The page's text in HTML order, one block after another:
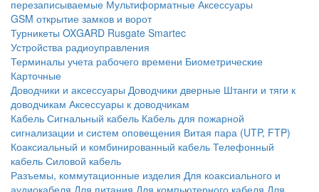
перезаписываемые Мультиформатные Аксессуары
GSM открытие замков и ворот
Турникеты OXGARD Rusgate Smartec
Устройства радиоуправления
Терминалы учета рабочего времени Биометрические
Карточные
Доводчики и аксессуары Доводчики дверные Штанги и тяги к
доводчикам Аксессуары к доводчикам
Кабель Сигнальный кабель Кабель для пожарной
сигнализации и систем оповещения Витая пара (UTP, FTP)
Коаксиальный и комбинированный кабель Телефонный
кабель Силовой кабель
Разъемы, коммутационные изделия Для коаксиального и